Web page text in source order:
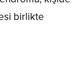
birlikte